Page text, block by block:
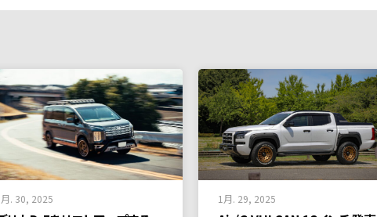
. 30, 2025 1月. 29, 2025